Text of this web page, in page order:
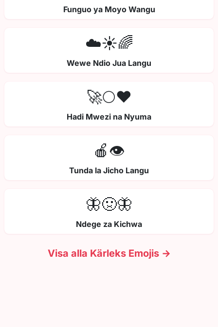
Funguo ya Moyo Wangu
☁️☀️🌈
Wewe Ndio Jua Langu
🚀🌕❤️
Hadi Mwezi na Nyuma
🍎👁️
Tunda la Jicho Langu
🦋🤢🦋
Ndege za Kichwa
Visa alla Kärleks Emojis →